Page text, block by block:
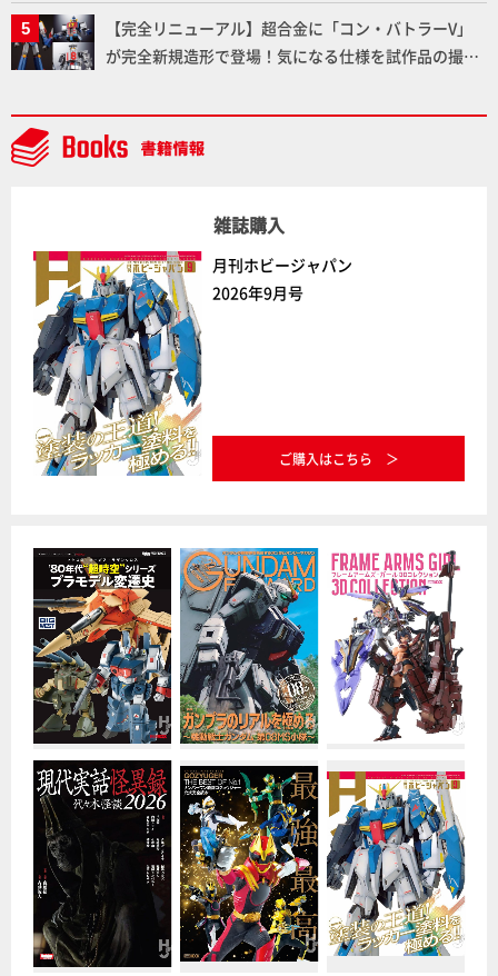
【完全リニューアル】超合金に「コン・バトラーV」
が完全新規造形で登場！気になる仕様を試作品の撮り
ト」セット情報もお届け！【超合金の魂】
雑誌購入
月刊ホビージャパン
2026年9月号
ご購入はこちら